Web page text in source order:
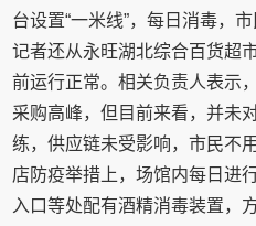
台设置“一米线”，每日消毒，
记者还从永旺湖北综合百货超
前运行正常。相关负责人表示
采购高峰，但目前来看，并未
练，供应链未受影响，市民不
店防疫举措上，场馆内每日进
入口等处配有酒精消毒装置，